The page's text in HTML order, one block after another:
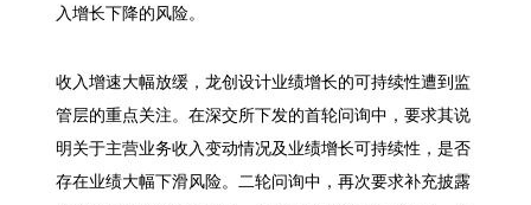
入增长下降的风险。
收入增速大幅放缓，龙创设计业绩增长的可持续性遭到监
管层的重点关注。在深交所下发的首轮问询中，要求其说
明关于主营业务收入变动情况及业绩增长可持续性，是否
存在业绩大幅下滑风险。二轮问询中，再次要求补充披露